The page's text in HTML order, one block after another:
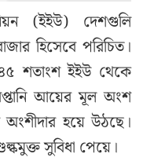
(ইইউ) দেশগুলি
হিসেবে পরিচিত।
শতাংশ ইইউ থেকে
আয়ের মূল অংশ
অংশীদার হয়ে উঠছে।
সুবিধা পেয়ে।